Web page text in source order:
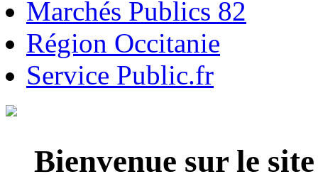
Marchés Publics 82
Région Occitanie
Service Public.fr
Bienvenue sur le